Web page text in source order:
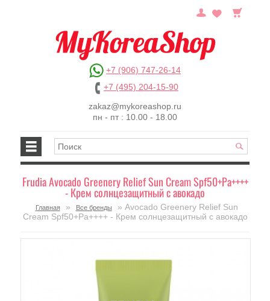
+7 (906) 747-26-14
+7 (495) 204-15-90
zakaz@mykoreashop.ru
пн - пт : 10.00 - 18.00
Frudia Avocado Greenery Relief Sun Cream Spf50+Pa++++
- Крем солнцезащитный с авокадо
Главная » Все бренды
» Avocado Greenery Relief Sun
Cream Spf50+Pa++++ - Крем солнцезащитный с авокадо